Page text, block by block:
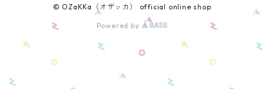
ねこみみ缶バッジケース メタリックカラー
くまみみ缶バッジケース
リラックマ 缶バッジケース
【新モデル】推しごとショルダーパッド
【新モデル】キャンバスタイプ
【新モデル】フェイクレザータイプ
【リラックマ】推し活グッズ
【ピアプロキャラクターズ】推し活グッズ
オレンジ系
© OZaKKa（オザッカ） official online shop
Powered by